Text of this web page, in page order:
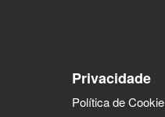
Privacidade
Política de Cookie